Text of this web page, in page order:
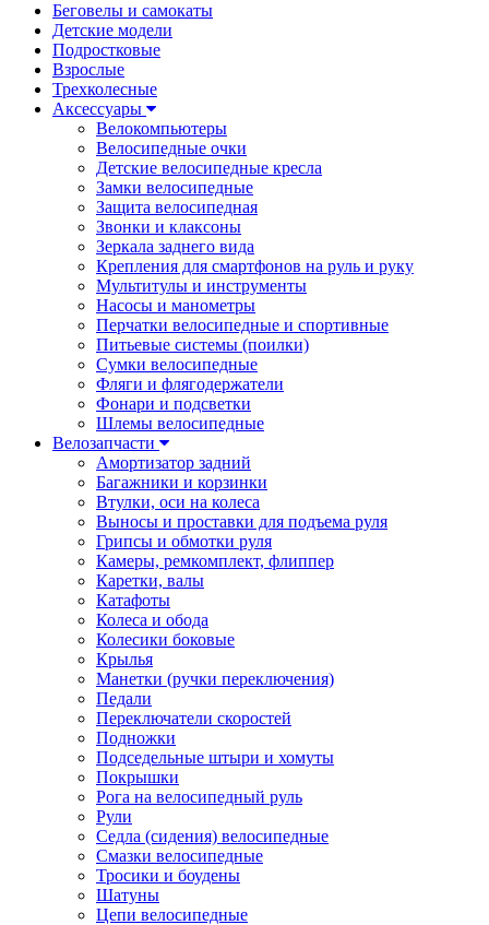
Беговелы и самокаты
Детские модели
Подростковые
Взрослые
Трехколесные
Аксессуары
Велокомпьютеры
Велосипедные очки
Детские велосипедные кресла
Замки велосипедные
Защита велосипедная
Звонки и клаксоны
Зеркала заднего вида
Крепления для смартфонов на руль и руку
Мультитулы и инструменты
Насосы и манометры
Перчатки велосипедные и спортивные
Питьевые системы (поилки)
Сумки велосипедные
Фляги и флягодержатели
Фонари и подсветки
Шлемы велосипедные
Велозапчасти
Амортизатор задний
Багажники и корзинки
Втулки, оси на колеса
Выносы и проставки для подъема руля
Грипсы и обмотки руля
Камеры, ремкомплект, флиппер
Каретки, валы
Катафоты
Колеса и обода
Колесики боковые
Крылья
Манетки (ручки переключения)
Педали
Переключатели скоростей
Подножки
Подседельные штыри и хомуты
Покрышки
Рога на велосипедный руль
Рули
Седла (сидения) велосипедные
Смазки велосипедные
Тросики и боудены
Шатуны
Цепи велосипедные